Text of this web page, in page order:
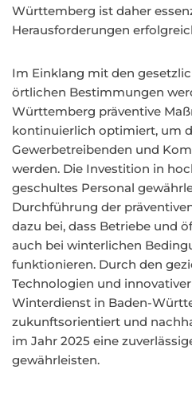
Württemberg ist daher
Herausforderungen
Im Einklang mit den
örtlichen Bestimmungen
Württemberg präventive
kontinuierlich optimiert, um
Gewerbetreibenden und
werden. Die Investition in
geschultes Personal
Durchführung der
dazu bei, dass Betriebe und
auch bei winterlichen
funktionieren. Durch den
Technologien und
Winterdienst in Baden-
zukunftsorientiert und
im Jahr 2025 eine
gewährleisten.